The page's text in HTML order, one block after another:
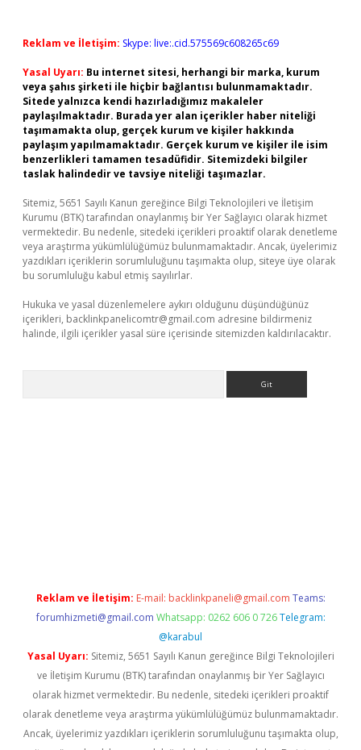
Reklam ve İletişim: Skype: live:.cid.575569c608265c69
Yasal Uyarı: Bu internet sitesi, herhangi bir marka, kurum
veya şahıs şirketi ile hiçbir bağlantısı bulunmamaktadır.
Sitede yalnızca kendi hazırladığımız makaleler
paylaşılmaktadır. Burada yer alan içerikler haber niteliği
taşımamakta olup, gerçek kurum ve kişiler hakkında
paylaşım yapılmamaktadır. Gerçek kurum ve kişiler ile isim
benzerlikleri tamamen tesadüfidir. Sitemizdeki bilgiler
taslak halindedir ve tavsiye niteliği taşımazlar.
Sitemiz, 5651 Sayılı Kanun gereğince Bilgi Teknolojileri ve İletişim
Kurumu (BTK) tarafından onaylanmış bir Yer Sağlayıcı olarak hizmet
vermektedir. Bu nedenle, sitedeki içerikleri proaktif olarak denetleme
veya araştırma yükümlülüğümüz bulunmamaktadır. Ancak, üyelerimiz
yazdıkları içeriklerin sorumluluğunu taşımakta olup, siteye üye olarak
bu sorumluluğu kabul etmiş sayılırlar.
Hukuka ve yasal düzenlemelere aykırı olduğunu düşündüğünüz
içerikleri, backlinkpanelicomtr@gmail.com adresine bildirmeniz
halinde, ilgili içerikler yasal süre içerisinde sitemizden kaldırılacaktır.
Reklam ve İletişim: E-mail: backlinkpaneli@gmail.com Teams:
forumhizmeti@gmail.com Whatsapp: 0262 606 0 726 Telegram:
@karabul
Yasal Uyarı: Sitemiz, 5651 Sayılı Kanun gereğince Bilgi Teknolojileri
ve İletişim Kurumu (BTK) tarafından onaylanmış bir Yer Sağlayıcı
olarak hizmet vermektedir. Bu nedenle, sitedeki içerikleri proaktif
olarak denetleme veya araştırma yükümlülüğümüz bulunmamaktadır.
Ancak, üyelerimiz yazdıkları içeriklerin sorumluluğunu taşımakta olup,